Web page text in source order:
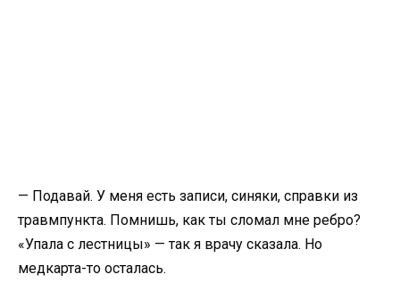
— Подавай. У меня есть записи, синяки, справки из
травмпункта. Помнишь, как ты сломал мне ребро?
«Упала с лестницы» — так я врачу сказала. Но
медкарта-то осталась.